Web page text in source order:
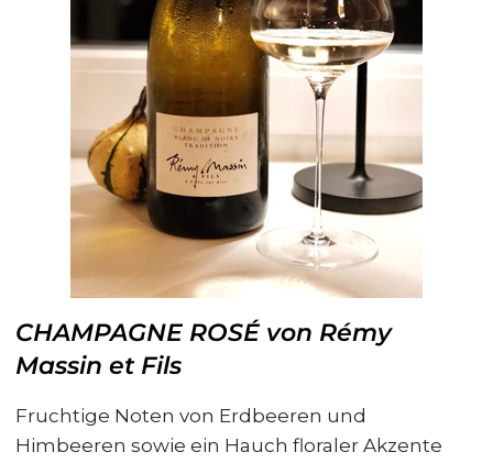
CHAMPAGNE ROSÉ von Rémy
Massin et Fils
Fruchtige Noten von Erdbeeren und
Himbeeren sowie ein Hauch floraler Akzente